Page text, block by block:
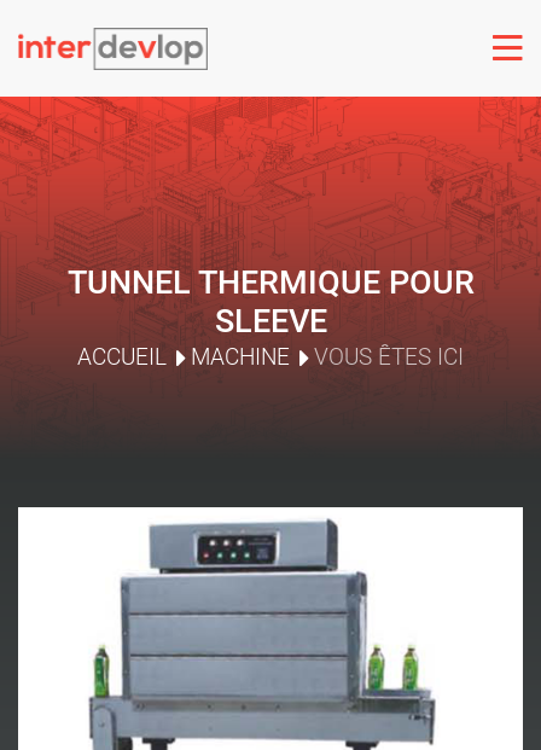
TUNNEL THERMIQUE POUR
SLEEVE
ACCUEIL MACHINE VOUS ÊTES ICI